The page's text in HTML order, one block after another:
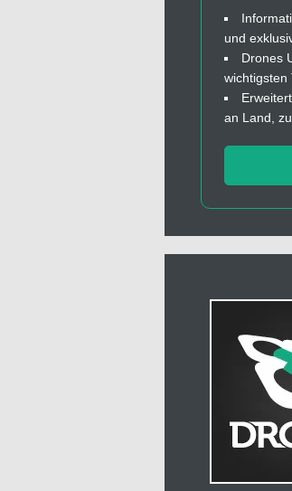
und
Drones
wichtigsten
an Land,